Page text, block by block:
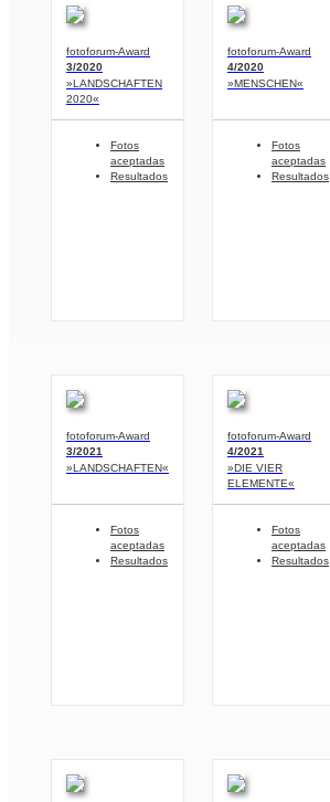
fotoforum-Award
3/2020
»LANDSCHAFTEN
2020«
Fotos
aceptadas
Resultados
fotoforum-Award
4/2020
»MENSCHEN«
Fotos
aceptadas
Resultados
fotoforum-Award
3/2021
»LANDSCHAFTEN«
Fotos
aceptadas
Resultados
fotoforum-Award
4/2021
»DIE VIER
ELEMENTE«
Fotos
aceptadas
Resultados